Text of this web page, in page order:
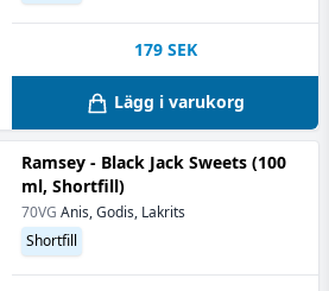
179 SEK
Lägg i varukorg
Ramsey - Black Jack Sweets (100
ml, Shortfill)
70VG Anis, Godis, Lakrits
Shortfill